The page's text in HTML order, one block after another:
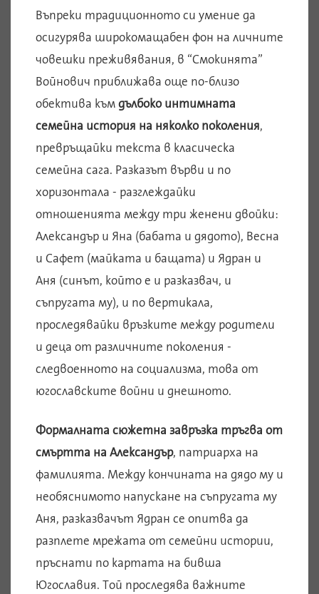
Въпреки традиционното си умение да
осигурява широкомащабен фон на личните
човешки преживявания, в “Смокинята”
Войнович приближава още по-близо
обектива къмдълбоко интимната
семейна история на няколко поколения,
превръщайки текста в класическа
семейна сага. Разказът върви и по
хоризонтала - разглеждайки
отношенията между три женени двойки:
Александър и Яна (бабата и дядото), Весна
и Сафет (майката и бащата) и Ядран и
Аня (синът, който е и разказвач, и
съпругата му), и по вертикала,
проследявайки връзките между родители
и деца от различните поколения -
следвоенното на социализма, това от
югославските войни и днешното.
Формалната сюжетна завръзка тръгва от
смъртта на Александър, патриарха на
фамилията. Между кончината на дядо му и
необяснимото напускане на съпругата му
Аня, разказвачът Ядран се опитва да
разплете мрежата от семейни истории,
пръснати по картата на бивша
Югославия. Той проследява важните